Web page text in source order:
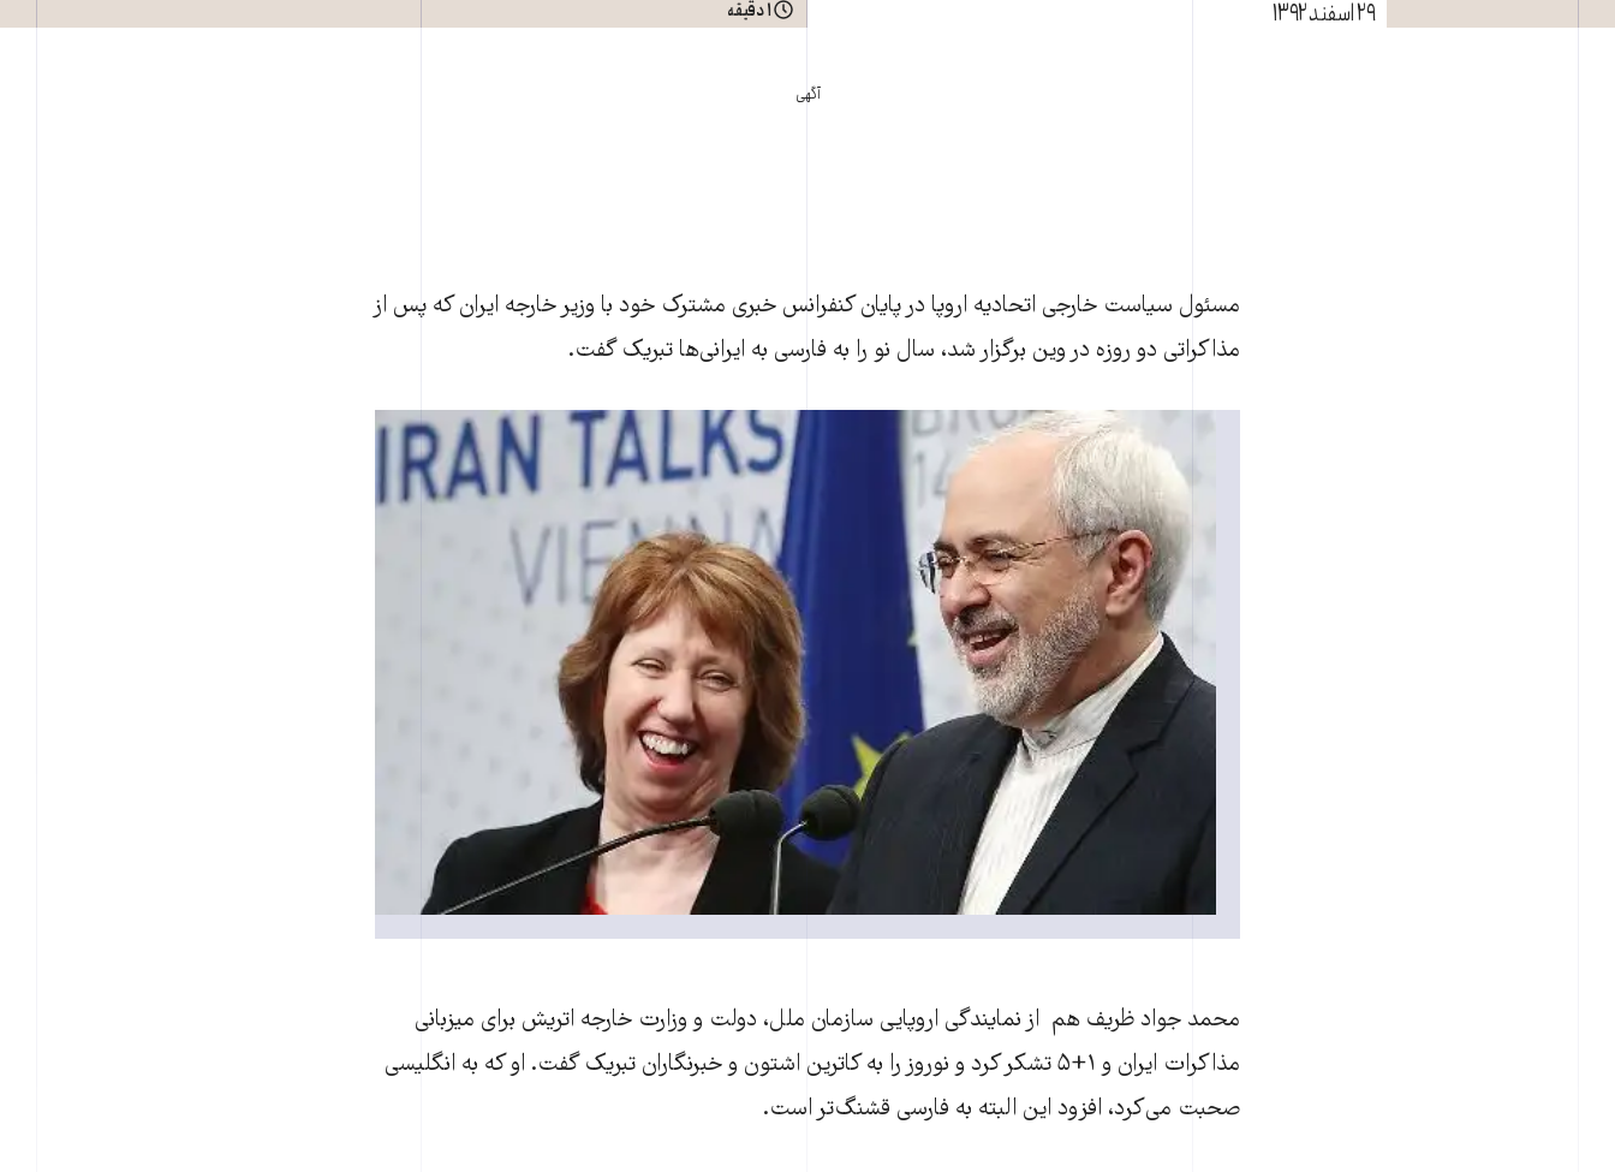
۲۹ اسفند ۱۳۹۲ ۱ دقیقه
آگهی
مسئول سیاست خارجی اتحادیه اروپا در پایان کنفرانس خبری مشترک خود با وزیر خارجه ایران که پس از
مذاکراتی دو روزه در وین برگزار شد، سال نو را به فارسی به ایرانی‌ها تبریک گفت.
محمد جواد ظریف هم از نمایندگی اروپایی سازمان ملل، دولت و وزارت خارجه اتریش برای میزبانی
مذاکرات ایران و ۱+۵ تشکر کرد و نوروز را به کاترین اشتون و خبرنگاران تبریک گفت. او که به انگلیسی
صحبت می‌کرد، افزود این البته به فارسی قشنگ‌تر است.